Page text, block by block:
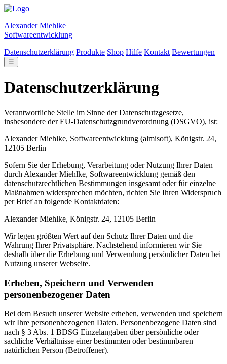
Alexander Miehlke
Softwareentwicklung
Datenschutzerklärung Produkte Shop Hilfe Kontakt Bewertungen
☰
Datenschutzerklärung
Verantwortliche Stelle im Sinne der Datenschutzgesetze,
insbesondere der EU-Datenschutzgrundverordnung (DSGVO), ist:
Alexander Miehlke, Softwareentwicklung (almisoft), Königstr. 24,
12105 Berlin
Sofern Sie der Erhebung, Verarbeitung oder Nutzung Ihrer Daten
durch Alexander Miehlke, Softwareentwicklung gemäß den
datenschutzrechtlichen Bestimmungen insgesamt oder für einzelne
Maßnahmen widersprechen möchten, richten Sie Ihren Widerspruch
per Brief an folgende Kontaktdaten:
Alexander Miehlke, Königstr. 24, 12105 Berlin
Wir legen größten Wert auf den Schutz Ihrer Daten und die
Wahrung Ihrer Privatsphäre. Nachstehend informieren wir Sie
deshalb über die Erhebung und Verwendung persönlicher Daten bei
Nutzung unserer Webseite.
Erheben, Speichern und Verwenden
personenbezogener Daten
Bei dem Besuch unserer Website erheben, verwenden und speichern
wir Ihre personenbezogenen Daten. Personenbezogene Daten sind
nach § 3 Abs. 1 BDSG Einzelangaben über persönliche oder
sachliche Verhältnisse einer bestimmten oder bestimmbaren
natürlichen Person (Betroffener).